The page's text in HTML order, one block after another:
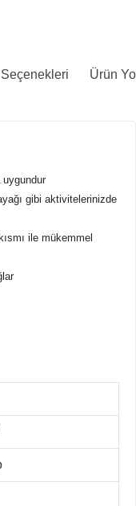
Ürün
gibi aktivitelerinizde
ile mükemmel